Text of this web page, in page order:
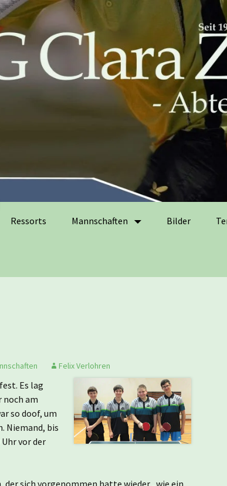
Inhalt
Ressorts Mannschaften Bilder
Felix Verlohren
Es lag
noch am
so doof, um
Niemand, bis
vor der
der sich vorgenommen hatte wieder „wie ein